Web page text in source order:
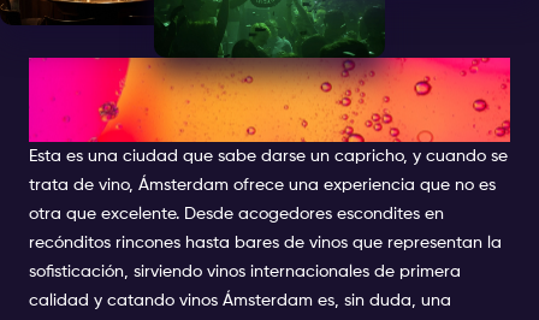
LA CULTURA DEL VINO EN
ÁMSTERDAM
Esta es una ciudad que sabe darse un capricho, y cuando se
trata de vino, Ámsterdam ofrece una experiencia que no es
otra que excelente. Desde acogedores escondites en
recónditos rincones hasta bares de vinos que representan la
sofisticación, sirviendo vinos internacionales de primera
calidad y catando vinos Ámsterdam es, sin duda, una